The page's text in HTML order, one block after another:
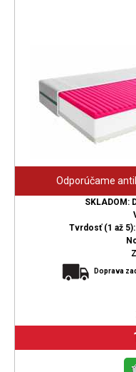
Odporúčame
SKLADOM:
Tvrdosť (1 až
Doprava